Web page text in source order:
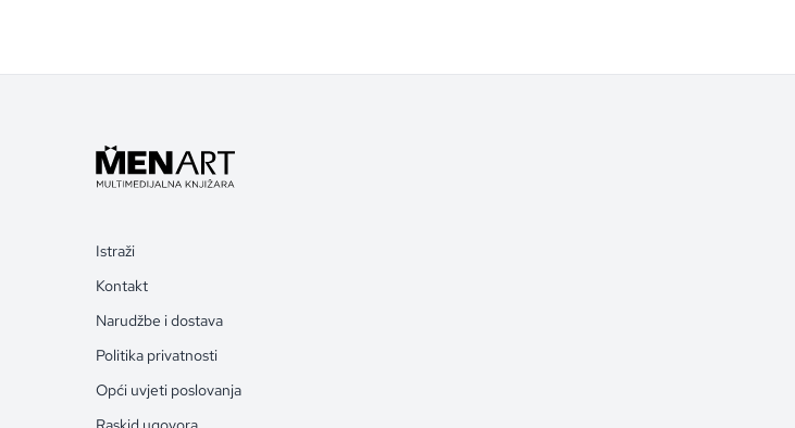
Istraži
Kontakt
Narudžbe i dostava
Politika privatnosti
Opći uvjeti poslovanja